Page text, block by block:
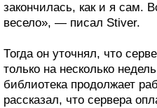
закончилась, как и я сам.
весело», — писал Stiver.
Тогда он уточнял, что
только на несколько
библиотека продолжает
рассказал, что сервера